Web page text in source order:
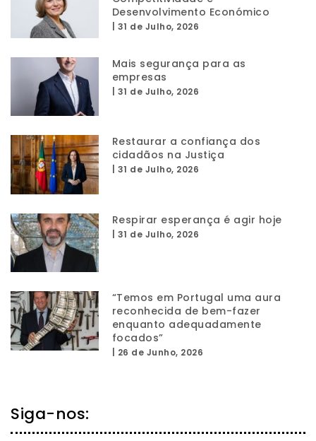
Desenvolvimento Económico
31 de Julho, 2026
Mais segurança para as
empresas
31 de Julho, 2026
Restaurar a confiança dos
cidadãos na Justiça
31 de Julho, 2026
Respirar esperança é agir hoje
31 de Julho, 2026
“Temos em Portugal uma aura
reconhecida de bem-fazer
enquanto adequadamente
focados”
26 de Junho, 2026
Siga-nos: